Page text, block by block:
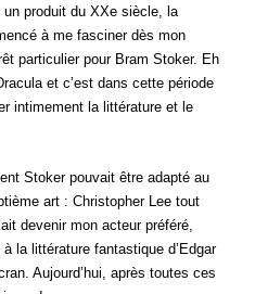
produit du XXe siècle, la
à me fasciner dès mon
particulier pour Bram Stoker. Eh
et c’est dans cette période
intimement la littérature et le
Stoker pouvait être adapté au
art : Christopher Lee tout
devenir mon acteur préféré,
la littérature fantastique d’Edgar
Aujourd’hui, après toutes ces